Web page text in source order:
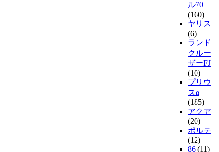
ル70
(160)
ヤリス
(6)
ランド
クルー
ザーFJ
(10)
プリウ
スα
(185)
アクア
(20)
ポルテ
(12)
86 (11)